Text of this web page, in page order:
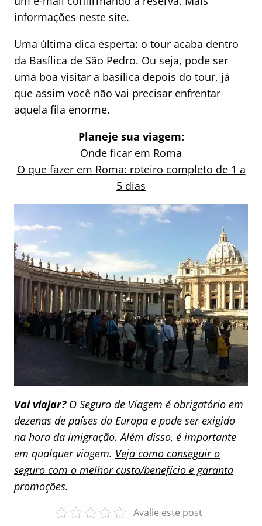
informações neste site.
Uma última dica esperta: o tour acaba dentro
da Basílica de São Pedro. Ou seja, pode ser
uma boa visitar a basílica depois do tour, já
que assim você não vai precisar enfrentar
aquela fila enorme.
Planeje sua viagem:
Onde ficar em Roma
O que fazer em Roma: roteiro completo de 1 a
5 dias
Vai viajar? O Seguro de Viagem é obrigatório em
dezenas de países da Europa e pode ser exigido
na hora da imigração. Além disso, é importante
em qualquer viagem. Veja como conseguir o
seguro com o melhor custo/benefício e garanta
promoções.
Avalie este post